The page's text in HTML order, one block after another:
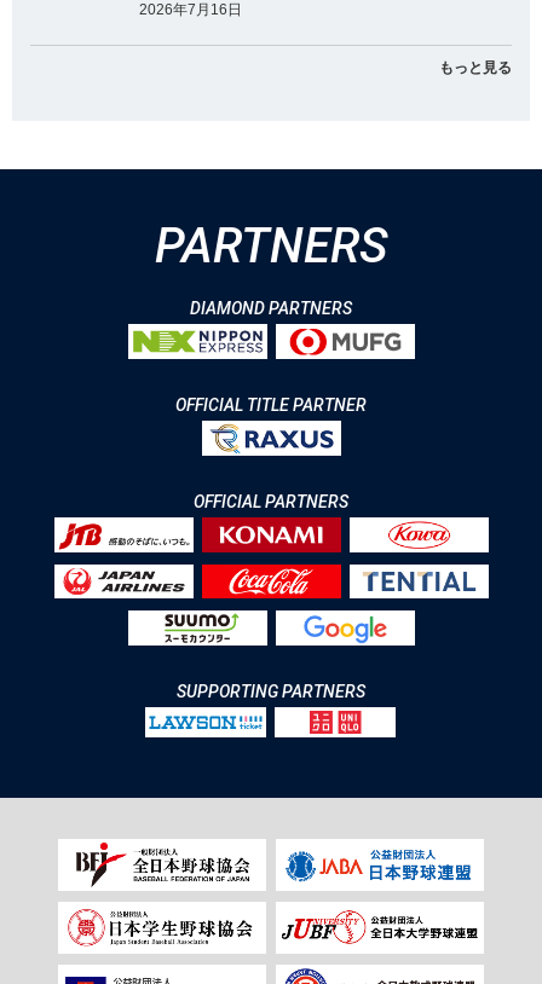
2026年7月16日
もっと見る
PARTNERS
DIAMOND PARTNERS
OFFICIAL TITLE PARTNER
OFFICIAL PARTNERS
SUPPORTING PARTNERS